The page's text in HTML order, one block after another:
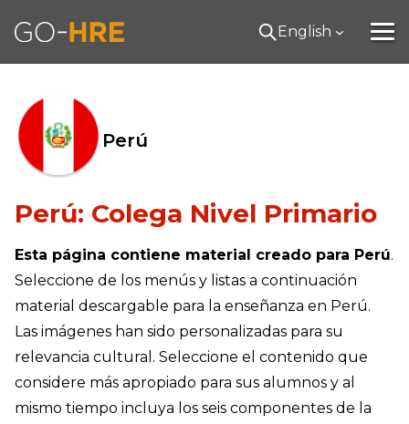
English
Perú
Perú: Colega Nivel Primario
Esta página contiene material creado para Perú.
Seleccione de los menús y listas a continuación
material descargable para la enseñanza en Perú.
Las imágenes han sido personalizadas para su
relevancia cultural. Seleccione el contenido que
considere más apropiado para sus alumnos y al
mismo tiempo incluya los seis componentes de la